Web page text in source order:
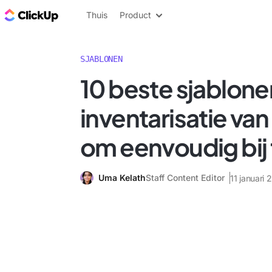
ClickUp Blog
Thuis Product
SJABLONEN
10 beste
inventarisatie
om eenvoudig
Uma KelathStaff Content Editor 11 januari